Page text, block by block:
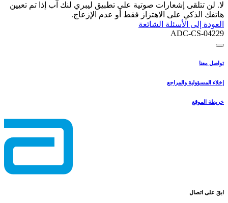
لا. لن تتلقى إشعارات صوتية على تطبيق ليبري لنك آب إذا تم تعيين
هاتفك الذكي على الاهتزاز فقط أو عدم الإزعاج.
العودة إلى الأسئلة الشائعة
ADC-CS-04229
تواصل معنا
إخلاء المسؤولية والمراجع
خريطة الموقع
ابقَ على اتصال